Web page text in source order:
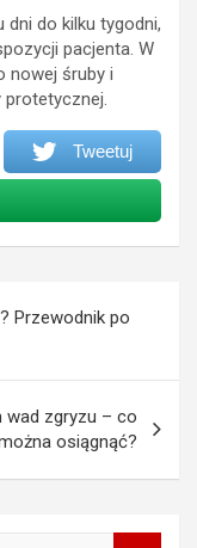
do kilku tygodni,
pacjenta. W
nowej śruby i
Tweetuj
Przewodnik po
wad zgryzu – co
osiągnąć?